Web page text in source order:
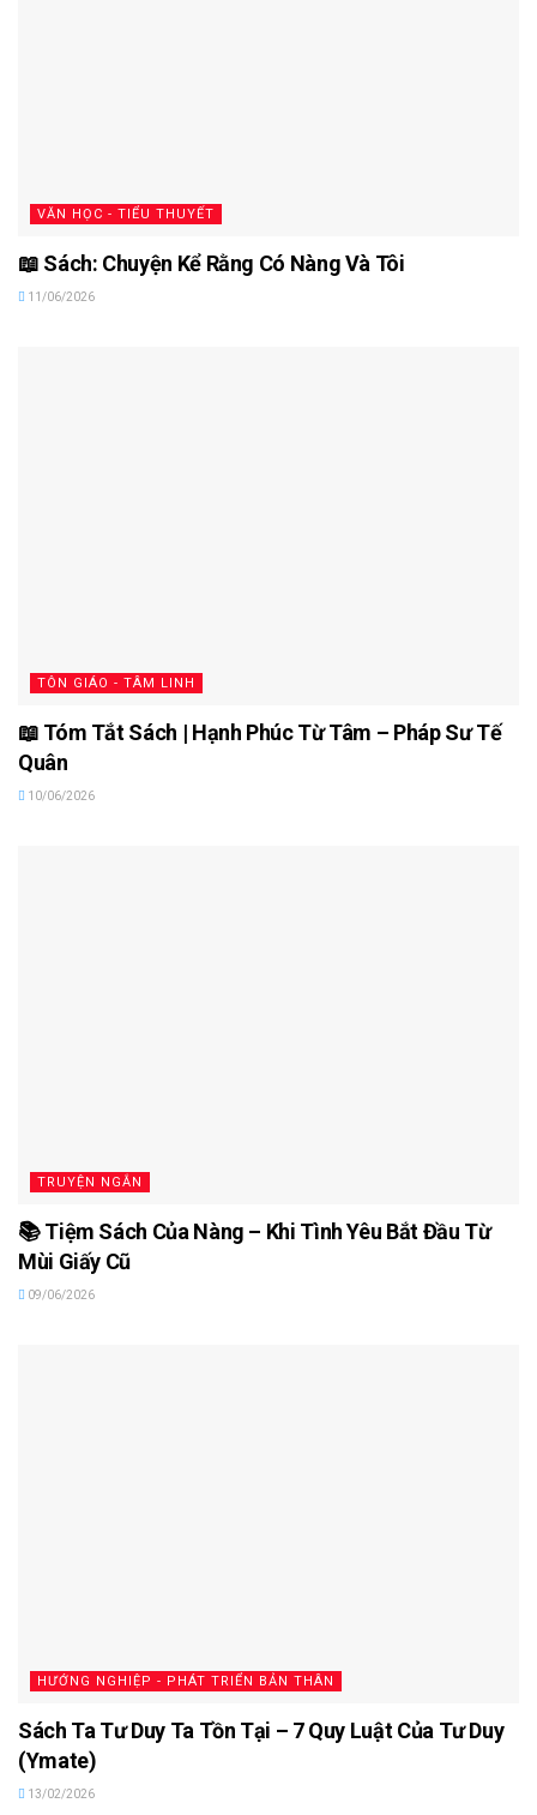
VĂN HỌC - TIỂU THUYẾT
📖 Sách: Chuyện Kể Rằng Có Nàng Và Tôi
11/06/2026
TÔN GIÁO - TÂM LINH
📖 Tóm Tắt Sách | Hạnh Phúc Từ Tâm – Pháp Sư Tế
Quân
10/06/2026
TRUYỆN NGẮN
📚 Tiệm Sách Của Nàng – Khi Tình Yêu Bắt Đầu Từ
Mùi Giấy Cũ
09/06/2026
HƯỚNG NGHIỆP - PHÁT TRIỂN BẢN THÂN
Sách Ta Tư Duy Ta Tồn Tại – 7 Quy Luật Của Tư Duy
(Ymate)
13/02/2026